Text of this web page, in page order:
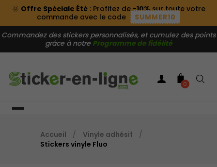
🌞 Offre Spéciale Été: Profitez de-10%sur toute votre
commande avec le code
SUMMER10
Commandez des stickers personnalisés, et cumulez des points
grâce à notre Programme de fidélité
0
Accueil
Vinyle adhésif
Stickers vinyle Fluo